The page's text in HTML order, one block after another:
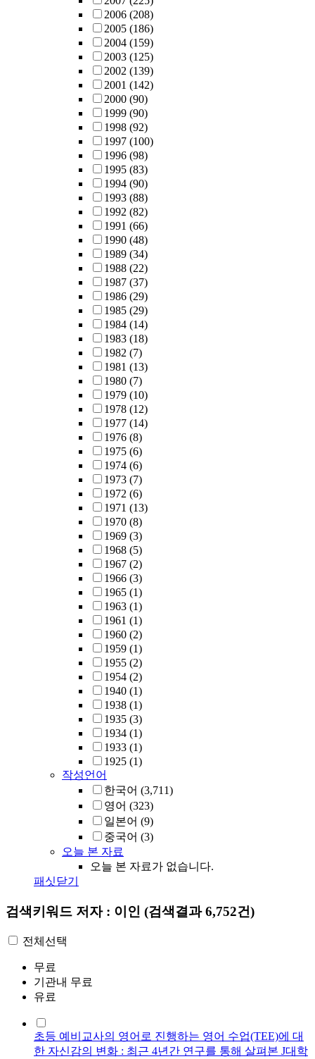
2006 (208)
2005 (186)
2004 (159)
2003 (125)
2002 (139)
2001 (142)
2000 (90)
1999 (90)
1998 (92)
1997 (100)
1996 (98)
1995 (83)
1994 (90)
1993 (88)
1992 (82)
1991 (66)
1990 (48)
1989 (34)
1988 (22)
1987 (37)
1986 (29)
1985 (29)
1984 (14)
1983 (18)
1982 (7)
1981 (13)
1980 (7)
1979 (10)
1978 (12)
1977 (14)
1976 (8)
1975 (6)
1974 (6)
1973 (7)
1972 (6)
1971 (13)
1970 (8)
1969 (3)
1968 (5)
1967 (2)
1966 (3)
1965 (1)
1963 (1)
1961 (1)
1960 (2)
1959 (1)
1955 (2)
1954 (2)
1940 (1)
1938 (1)
1935 (3)
1934 (1)
1933 (1)
1925 (1)
작성언어
한국어 (3,711)
영어 (323)
일본어 (9)
중국어 (3)
오늘 본 자료
오늘 본 자료가 없습니다.
패싯닫기
검색키워드 저자 : 이인 (검색결과 6,752건)
전체선택
무료
기관내 무료
유료
초등 예비교사의 영어로 진행하는 영어 수업(TEE)에 대
한 자신감의 변화 : 최근 4년간 연구를 통해 살펴본 J대학